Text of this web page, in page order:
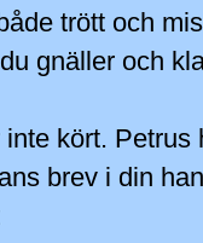
trött och
gnäller och
inte kört.
brev i din